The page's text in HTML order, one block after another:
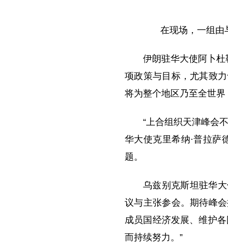
在现场，一组由
伊朗驻华大使阿卜
项政策与目标，尤其致
将为整个地区乃至全世
“上合组织天津峰会
华大使克里希纳·普拉萨
题。
乌兹别克斯坦驻华
议与主张参会。期待峰
成员国经济发展、维护
而持续努力。”